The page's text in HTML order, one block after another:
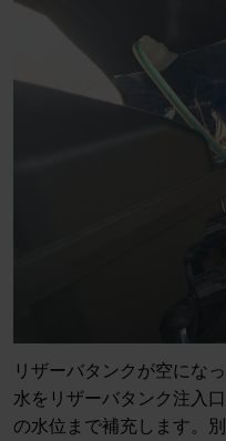
リザーバタンクが空にな
水をリザーバタンク注入
の水位まで補充します。